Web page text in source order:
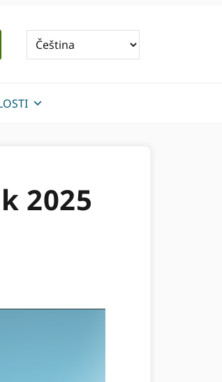
2025